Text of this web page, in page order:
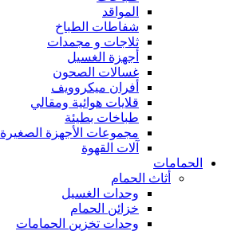
المواقد
شفاطات الطباخ
ثلاجات و مجمدات
أجهزة الغسيل
غسالات الصحون
أفران ميكروويف
قلايات هوائية ومقالي
طباخات بطيئة
مجموعات الأجهزة الصغيرة
آلات القهوة
الحمامات
أثاث الحمام
وحدات الغسيل
خزائن الحمام
وحدات تخزين الحمامات